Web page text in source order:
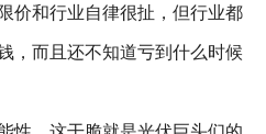
价和行业自律很扯，但行业都
，而且还不知道亏到什么时候